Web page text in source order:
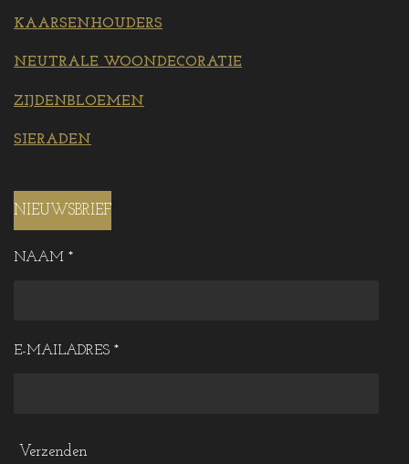
KAARSENHOUDERS
NEUTRALE WOONDECORATIE
ZIJDENBLOEMEN
SIERADEN
NIEUWSBRIEF
NAAM *
E-MAILADRES *
Verzenden